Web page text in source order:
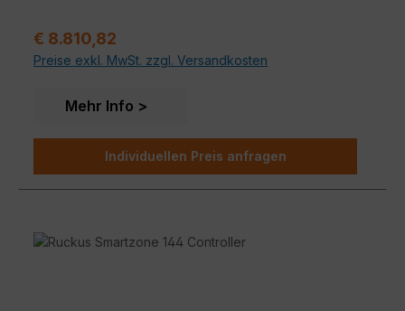
Verkaufspreis:
€ 8.810,82
Preise exkl. MwSt. zzgl. Versandkosten
Mehr Info
Individuellen Preis anfragen